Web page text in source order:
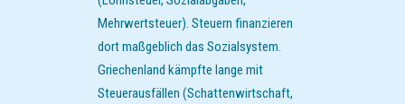
Mehrwertsteuer). Steuern finanzieren
dort maßgeblich das Sozialsystem.
Griechenland kämpfte lange mit
Steuerausfällen (Schattenwirtschaft,